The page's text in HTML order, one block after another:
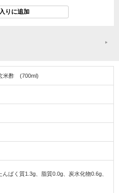
米酢 (700ml)
ぱく質1.3g、脂質0.0g、炭水化物0.6g、